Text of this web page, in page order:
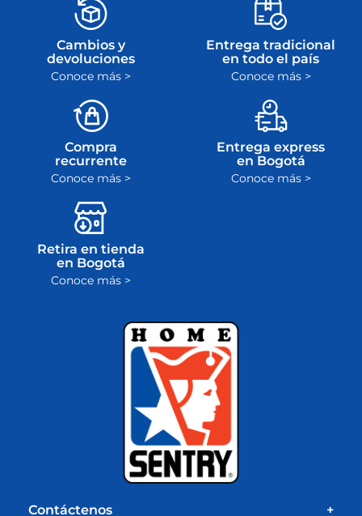
Cambios y
devoluciones
Conoce más >
Entrega tradicional
en todo el país
Conoce más >
Compra
recurrente
Conoce más >
Entrega express
en Bogotá
Conoce más >
Retira en tienda
en Bogotá
Conoce más >
Contáctenos +